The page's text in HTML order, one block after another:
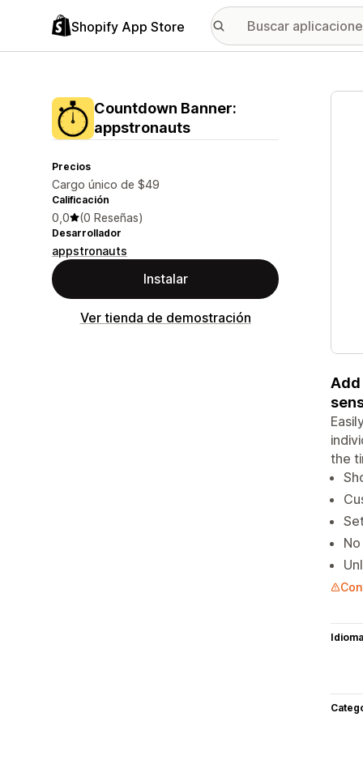
Shopify App Store
Countdown Banner:
appstronauts
Precios
Cargo único de $49
Calificación
0,0 (0 Reseñas)
Desarrollador
appstronauts
Instalar
Ver tienda de demostración
Add
the